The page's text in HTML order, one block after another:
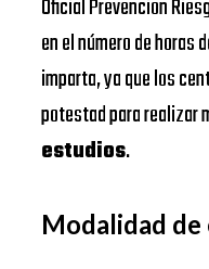
Oficial Prevencion
en el número de horas
imparta, ya que los
potestad para realizar
estudios.
Modalidad de